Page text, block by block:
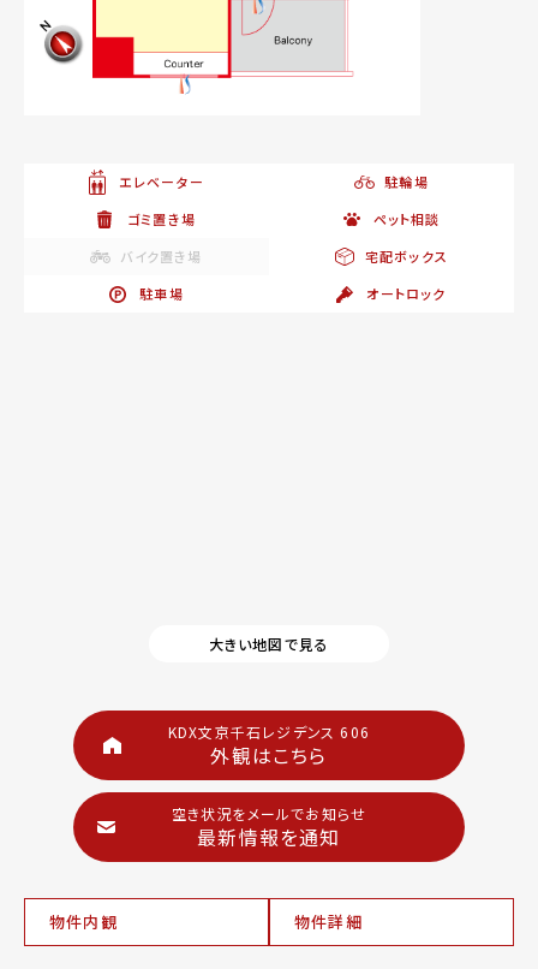
エレベーター
駐輪場
ゴミ置き場
ペット相談
バイク置き場
宅配ボックス
駐車場
オートロック
大きい地図で見る
KDX文京千石レジデンス 606
外観はこちら
空き状況をメールでお知らせ
最新情報を通知
物件内観 物件詳細